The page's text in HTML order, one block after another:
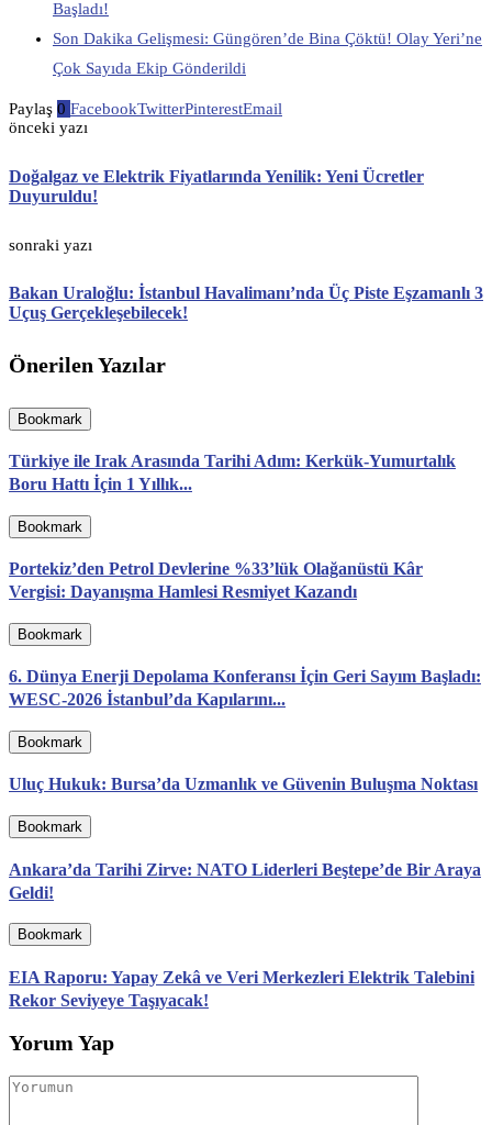
Başladı!
Son Dakika Gelişmesi: Güngören’de Bina Çöktü! Olay Yeri’ne
Çok Sayıda Ekip Gönderildi
Paylaş 0 FacebookTwitterPinterestEmail
önceki yazı
Doğalgaz ve Elektrik Fiyatlarında Yenilik: Yeni Ücretler
Duyuruldu!
sonraki yazı
Bakan Uraloğlu: İstanbul Havalimanı’nda Üç Piste Eşzamanlı 3
Uçuş Gerçekleşebilecek!
Önerilen Yazılar
Bookmark
Türkiye ile Irak Arasında Tarihi Adım: Kerkük-Yumurtalık
Boru Hattı İçin 1 Yıllık...
Bookmark
Portekiz’den Petrol Devlerine %33’lük Olağanüstü Kâr
Vergisi: Dayanışma Hamlesi Resmiyet Kazandı
Bookmark
6. Dünya Enerji Depolama Konferansı İçin Geri Sayım Başladı:
WESC-2026 İstanbul’da Kapılarını...
Bookmark
Uluç Hukuk: Bursa’da Uzmanlık ve Güvenin Buluşma Noktası
Bookmark
Ankara’da Tarihi Zirve: NATO Liderleri Beştepe’de Bir Araya
Geldi!
Bookmark
EIA Raporu: Yapay Zekâ ve Veri Merkezleri Elektrik Talebini
Rekor Seviyeye Taşıyacak!
Yorum Yap